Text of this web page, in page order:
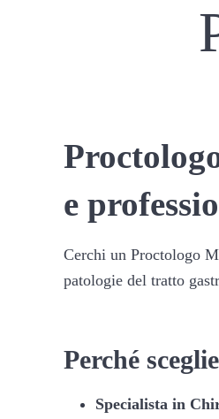
e
Cerchi un Proctologo
patologie del tratto
Perché
Specialista in